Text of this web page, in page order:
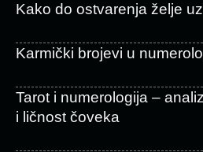
Kako do ostvarenja želje
Karmički brojevi u
Tarot i numerologija –
i ličnost čoveka